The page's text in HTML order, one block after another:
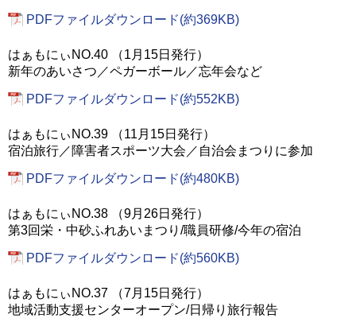
PDFファイルダウンロード(約369KB)
はぁもにぃNO.40 （1月15日発行）
新年のあいさつ／ペガーボール／忘年会など
PDFファイルダウンロード(約552KB)
はぁもにぃNO.39 （11月15日発行）
宿泊旅行／障害者スポーツ大会／自治会まつりに参加
PDFファイルダウンロード(約480KB)
はぁもにぃNO.38 （9月26日発行）
第3回栄・中砂ふれあいまつり/職員研修/今年の宿泊
PDFファイルダウンロード(約560KB)
はぁもにぃNO.37 （7月15日発行）
地域活動支援センターオープン/日帰り旅行報告